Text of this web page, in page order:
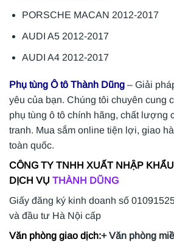
PORSCHE MACAN 2012-2017
AUDI A5 2012-2017
AUDI A4 2012-2017
Phụ tùng Ô tô Thành Dũng – Giải
yêu của bạn. Chúng tôi chuyên cung
phụ tùng ô tô chính hãng, chất lượng
tranh. Mua sắm online tiện lợi, giao
toàn quốc.
CÔNG TY TNHH XUẤT NHẬP
DỊCH VỤ THÀNH DŨNG
Giấy đăng ký kinh doanh số
và đầu tư Hà Nội cấp
Văn phòng giao dịch:+ Văn phòng